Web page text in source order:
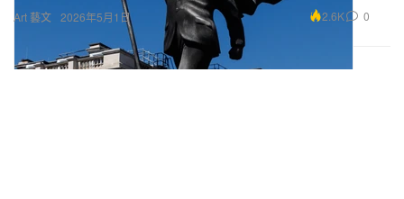
Art 藝文 2026年5月1日 2.6K 0